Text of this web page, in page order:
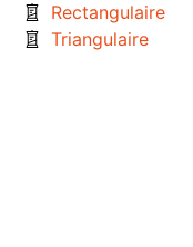
Rectangulaire
Triangulaire